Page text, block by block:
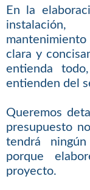
En la
clara y
entienda
entienden del
Queremos
presupuesto
tendrá
porque
proyecto.